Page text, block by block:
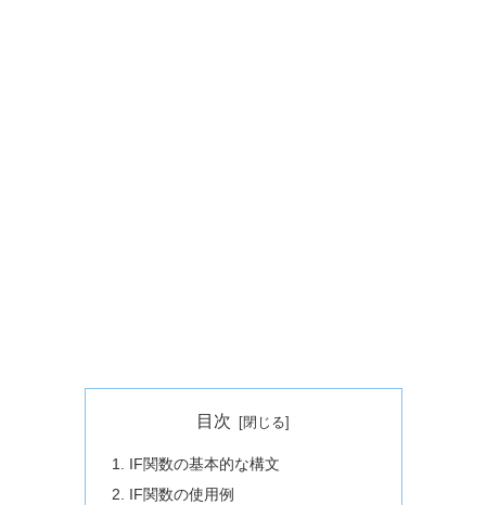
目次
IF関数の基本的な構文
IF関数の使用例